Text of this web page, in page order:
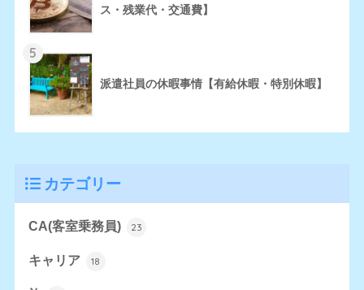
ス・残業代・交通費】
5
派遣社員の休暇事情【有給休暇・特別休暇】
カテゴリー
CA(客室乗務員) 23
キャリア 18